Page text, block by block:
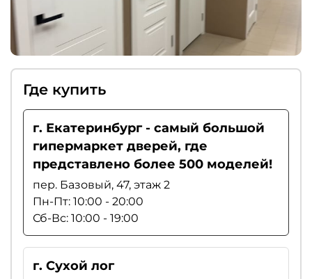
Где купить
г. Екатеринбург - самый большой
гипермаркет дверей, где
представлено более 500 моделей!
пер. Базовый, 47, этаж 2
Пн-Пт: 10:00 - 20:00
Сб-Вс: 10:00 - 19:00
г. Сухой лог